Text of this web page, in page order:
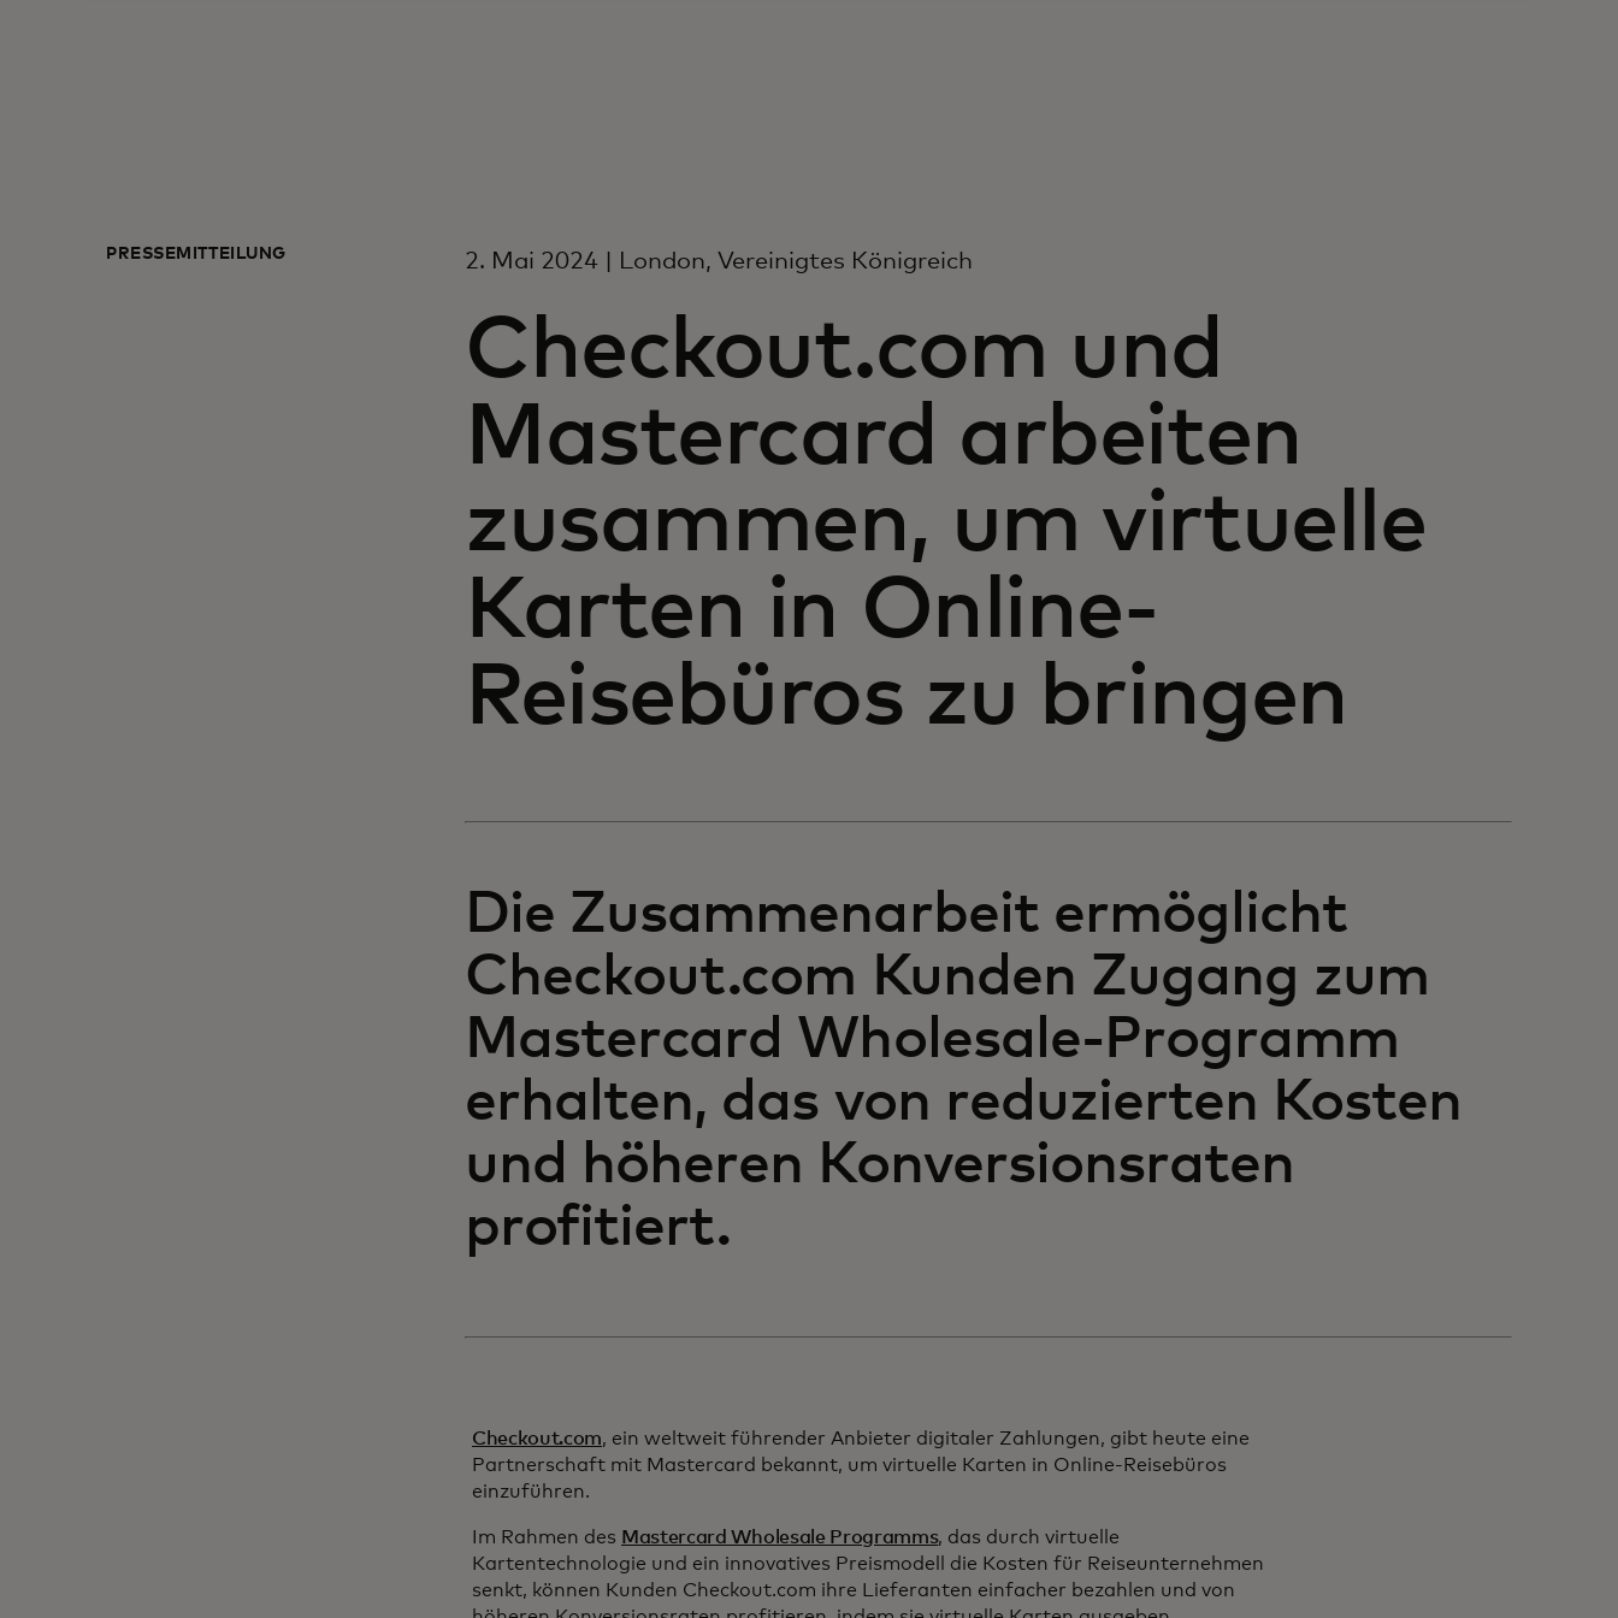
PRESSEMITTEILUNG 2. Mai 2024 | London, Vereinigtes Königreich
Checkout.com und
Mastercard arbeiten
zusammen, um virtuelle
Karten in Online-
Reisebüros zu bringen
Die Zusammenarbeit ermöglicht
Checkout.com Kunden Zugang zum
Mastercard Wholesale-Programm
erhalten, das von reduzierten Kosten
und höheren Konversionsraten
profitiert.
Checkout.com, ein weltweit führender Anbieter digitaler Zahlungen, gibt heute eine
Partnerschaft mit Mastercard bekannt, um virtuelle Karten in Online-Reisebüros
einzuführen.
Im Rahmen des Mastercard Wholesale Programms, das durch virtuelle
Kartentechnologie und ein innovatives Preismodell die Kosten für Reiseunternehmen
senkt, können Kunden Checkout.com ihre Lieferanten einfacher bezahlen und von